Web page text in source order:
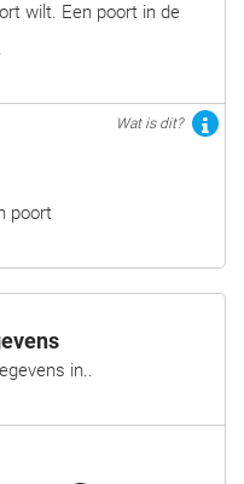
wilt. Een poort in de
Wat is dit?
poort
in..